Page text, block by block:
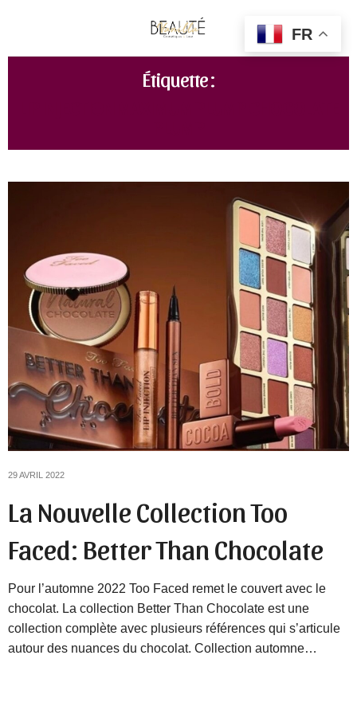
Étiquette :
29 AVRIL 2022
La Nouvelle Collection Too
Faced: Better Than Chocolate
Pour l’automne 2022 Too Faced remet le couvert avec le
chocolat. La collection Better Than Chocolate est une
collection complète avec plusieurs références qui s’articule
autour des nuances du chocolat. Collection automne…
FR